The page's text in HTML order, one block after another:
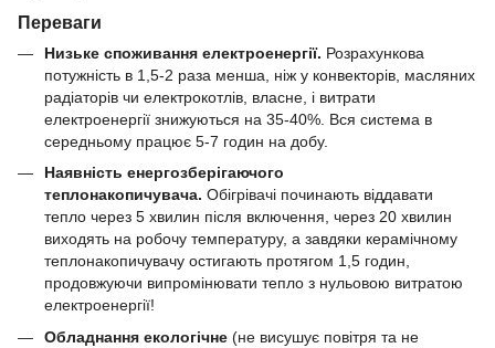
Переваги
Низьке споживання електроенергії. Розрахункова
потужність в 1,5-2 раза менша, ніж у конвекторів, масляних
радіаторів чи електрокотлів, власне, і витрати
електроенергії знижуються на 35-40%. Вся система в
середньому працює 5-7 годин на добу.
Наявність енергозберігаючого
теплонакопичувача. Обігрівачі починають віддавати
тепло через 5 хвилин після включення, через 20 хвилин
виходять на робочу температуру, а завдяки керамічному
теплонакопичувачу остигають протягом 1,5 годин,
продовжуючи випромінювати тепло з нульовою витратою
електроенергії!
Обладнання екологічне (не висушує повітря та не